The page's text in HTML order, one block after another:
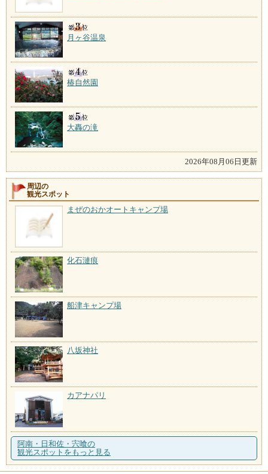
月ヶ谷温泉
椿自然園
大轟の滝
2026年08月06日更新
周辺の
観光スポット
まぜのおかオートキャンプ場
化石漣痕
船津キャンプ場
八坂神社
カアナパリ
阿南・日和佐・宍喰の
観光スポットをもっと見る